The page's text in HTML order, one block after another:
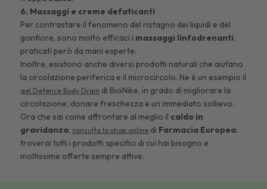
6. Massaggi e creme defaticanti
Per contrastare il fenomeno del ristagno dei liquidi e del
gonfiore, sono molto efficaci i massaggi linfodrenanti,
praticati però da mani esperte.
Inoltre, esistono anche diversi prodotti naturali che aiutano
la circolazione periferica e il microcircolo. Ne è un esempio il
gel Defence Body Drain di BioNike, in grado di migliorare la
circolazione, donare freschezza e un immediato sollievo.
Ora che sai come affrontare al meglio il caldo in
gravidanza, consulta lo shop online di Farmacia Europea:
troverai tutti i prodotti specifici di cui hai bisogno e
moltissime offerte sempre attive.